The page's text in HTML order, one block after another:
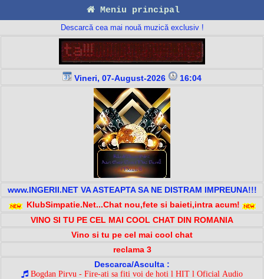
Meniu principal
Descarcă cea mai nouă muzică exclusiv !
Vineri, 07-August-2026 16:04
www.INGERII.NET VA ASTEAPTA SA NE DISTRAM IMPREUNA!!!
KlubSimpatie.Net...Chat nou,fete si baieti,intra acum!
VINO SI TU PE CEL MAI COOL CHAT DIN ROMANIA
Vino si tu pe cel mai cool chat
reclama 3
Descarca/Asculta :
Bogdan Pirvu - Fire-ati sa fiti voi de hoti l HIT l Oficial Audio